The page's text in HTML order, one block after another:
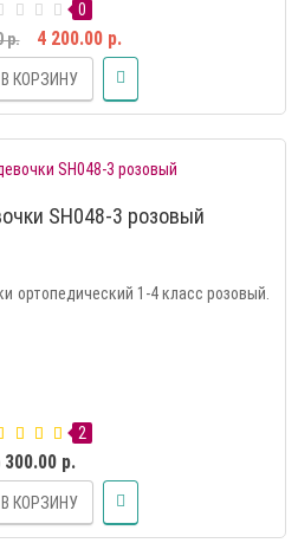
0
р.
4 200.00 р.
В КОРЗИНУ
SH048-3 розовый
ортопедический 1-4 класс розовый.
2
300.00 р.
В КОРЗИНУ